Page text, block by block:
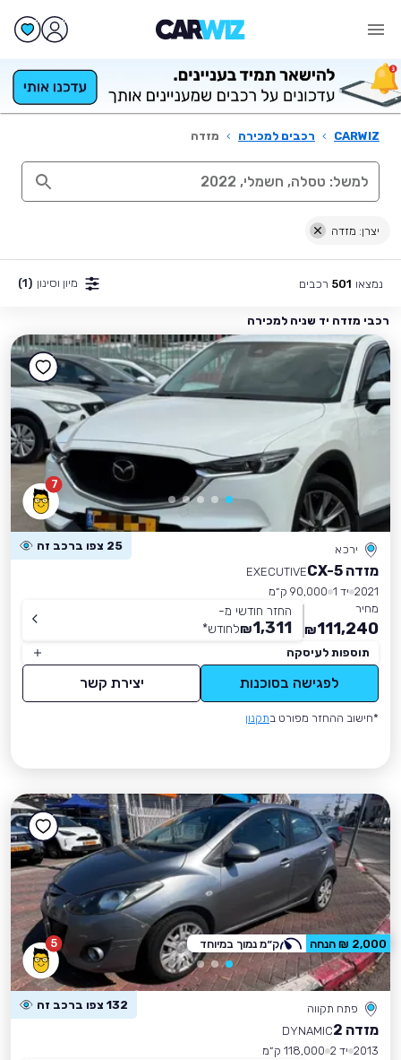
CARWIZ
› רכבים למכירה › מזדה
יצרן: מזדה
נמצאו 501 רכבים מיון וסינון (1)
רכבי מזדה יד שניה למכירה
7
ירכא 25 צפו ברכב זה
מזדה CX-5
EXECUTIVE
2021 יד 1
90,000 ק״מ
מחיר
111,240
₪
החזר חודשי מ-
1,311
₪לחודש*
תוספות לעיסקה
לפגישה בסוכנות יצירת קשר
*חישוב ההחזר מפורט בתקנון
5
פתח תקווה 132 צפו ברכב זה
מזדה 2
DYNAMIC
2013 יד 2
118,000 ק״מ
2,000 ₪ הנחה ק״מ נמוך במיוחד